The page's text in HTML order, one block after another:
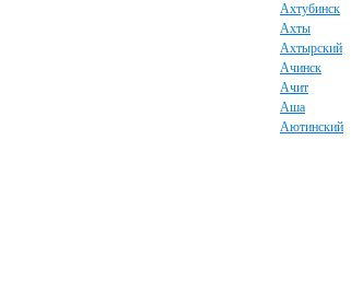
Ахтубинск
Ахты
Ахтырский
Ачинск
Ачит
Аша
Аютинский